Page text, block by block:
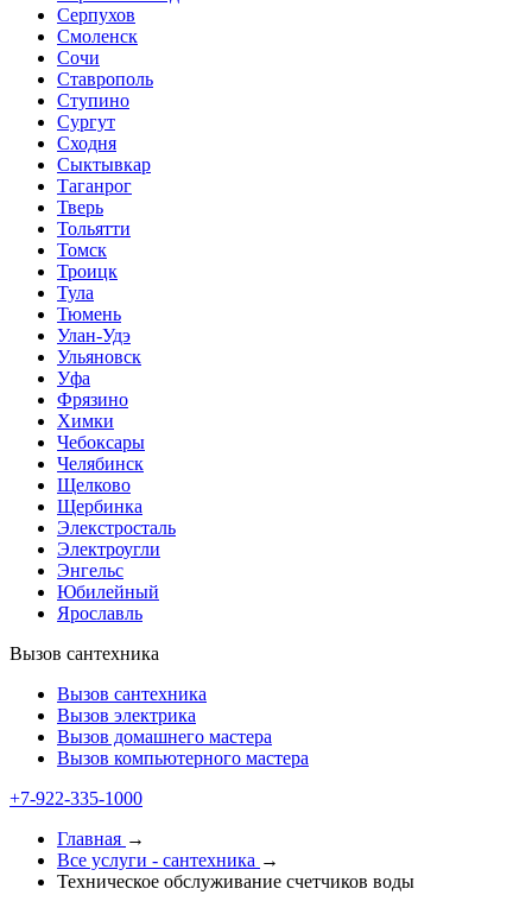
Серпухов
Смоленск
Сочи
Ставрополь
Ступино
Сургут
Сходня
Сыктывкар
Таганрог
Тверь
Тольятти
Томск
Троицк
Тула
Тюмень
Улан-Удэ
Ульяновск
Уфа
Фрязино
Химки
Чебоксары
Челябинск
Щелково
Щербинка
Элекстросталь
Электроугли
Энгельс
Юбилейный
Ярославль
Вызов сантехника
Вызов сантехника
Вызов электрика
Вызов домашнего мастера
Вызов компьютерного мастера
+7-922-335-1000
Главная →
Все услуги - cантехника →
Техническое обслуживание счетчиков воды